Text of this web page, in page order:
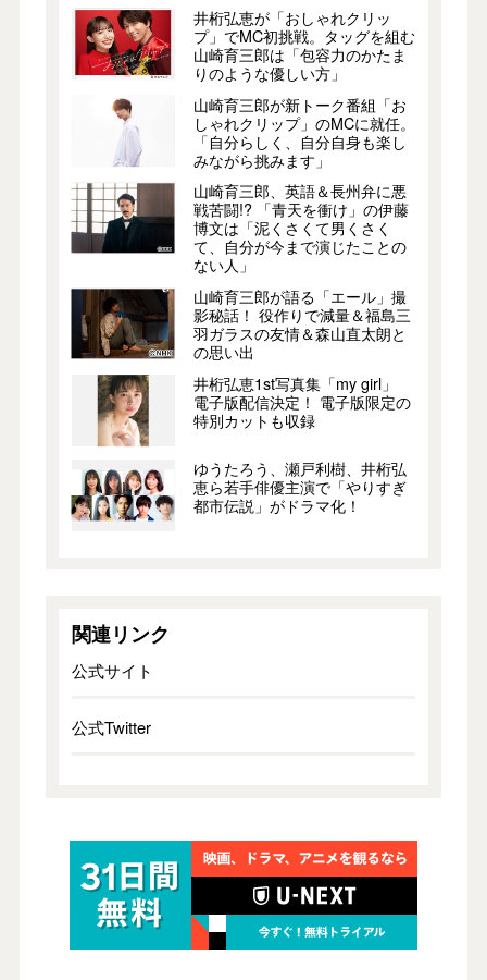
井桁弘恵が「おしゃれクリッ
プ」でMC初挑戦。タッグを組む
山崎育三郎は「包容力のかたま
りのような優しい方」
山崎育三郎が新トーク番組「お
しゃれクリップ」のMCに就任。
「自分らしく、自分自身も楽し
みながら挑みます」
山崎育三郎、英語＆長州弁に悪
戦苦闘!? 「青天を衝け」の伊藤
博文は「泥くさくて男くさく
て、自分が今まで演じたことの
ない人」
山崎育三郎が語る「エール」撮
影秘話！ 役作りで減量＆福島三
羽ガラスの友情＆森山直太朗と
の思い出
井桁弘恵1st写真集「my girl」
電子版配信決定！ 電子版限定の
特別カットも収録
ゆうたろう、瀬戸利樹、井桁弘
恵ら若手俳優主演で「やりすぎ
都市伝説」がドラマ化！
関連リンク
公式サイト
公式Twitter